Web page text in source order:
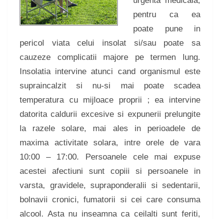
pentru ca ea
poate pune in
pericol viata celui insolat si/sau poate sa
cauzeze complicatii majore pe termen lung.
Insolatia intervine atunci cand organismul este
supraincalzit si nu-si mai poate scadea
temperatura cu mijloace proprii ; ea intervine
datorita caldurii excesive si expunerii prelungite
la razele solare, mai ales in perioadele de
maxima activitate solara, intre orele de vara
10:00 – 17:00. Persoanele cele mai expuse
acestei afectiuni sunt copiii si persoanele in
varsta, gravidele, supraponderalii si sedentarii,
bolnavii cronici, fumatorii si cei care consuma
alcool. Asta nu inseamna ca ceilalti sunt feriti,